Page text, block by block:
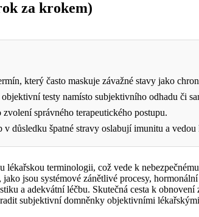
za krokem)
který často maskuje závažné stavy jako
testy namísto subjektivního odhadu či
správného terapeutického postupu.
důsledku špatné stravy oslabují imunitu a
lékařskou terminologii, což vede k
jsou systémové zánětlivé procesy,
a adekvátní léčbu. Skutečná cesta k
subjektivní domněnky objektivními